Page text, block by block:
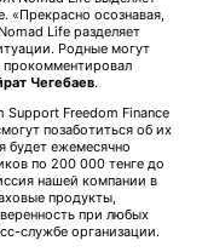
«Прекрасно осознавая,
Life разделяет
Родные могут
Чегебаев.
Freedom Finance
позаботиться об их
будет ежемесячно
по 200 000 тенге до
нашей компании в
продукты,
при любых
службе организации.